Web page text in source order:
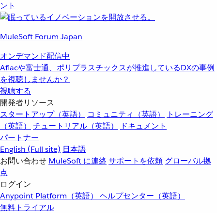
ント
MuleSoft Forum Japan
オンデマンド配信中
Aflacや富士通、ポリプラスチックスが推進しているDXの事例
を視聴しませんか？
視聴する
開発者リソース
スタートアップ（英語）
コミュニティ（英語）
トレーニング
（英語）
チュートリアル（英語）
ドキュメント
パートナー
English (Full site) 日本語
お問い合わせ MuleSoft に連絡サポートを依頼 グローバル拠
点
ログイン
Anypoint Platform（英語） ヘルプセンター（英語）
無料トライアル